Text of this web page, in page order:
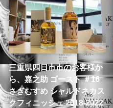
三重県四日市市のお客様か
ら、嘉之助 ゴースト ＃16
さぎむすめ シャルドネカス
クフィニッシュ 2018-2022